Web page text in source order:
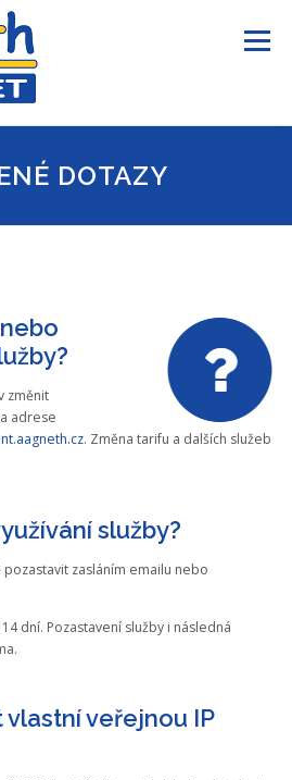
Menu
TELEVIZE INFORMACE
DOTAZY
změnit
adrese
. Změna tarifu a dalších služeb
služby?
zasláním emailu nebo
dní. Pozastavení služby i následná
veřejnou IP